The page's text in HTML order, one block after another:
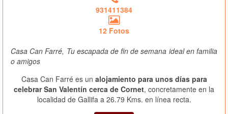
931411384
12 Fotos
Casa Can Farré, Tu escapada de fin de semana ideal en familia
o amigos
Casa Can Farré es un alojamiento para unos días para
celebrar San Valentín cerca de Cornet, concretamente en la
localidad de Gallifa a 26.79 Kms. en línea recta.